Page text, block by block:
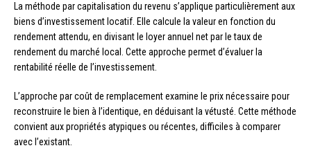
La méthode par capitalisation du revenu s’applique particulièrement aux
biens d’investissement locatif. Elle calcule la valeur en fonction du
rendement attendu, en divisant le loyer annuel net par le taux de
rendement du marché local. Cette approche permet d’évaluer la
rentabilité réelle de l’investissement.
L’approche par coût de remplacement examine le prix nécessaire pour
reconstruire le bien à l’identique, en déduisant la vétusté. Cette méthode
convient aux propriétés atypiques ou récentes, difficiles à comparer
avec l’existant.